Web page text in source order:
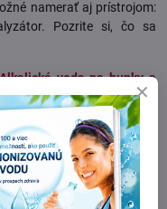
namerať aj prístrojom:
Pozrite si, čo sa
voda na bunky a
pH hodnotu